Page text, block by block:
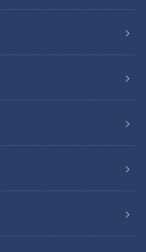
型ドキュ